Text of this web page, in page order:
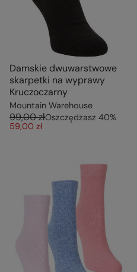
Damskie dwuwarstwowe
skarpetki na wyprawy
Kruczoczarny
Mountain Warehouse
99,00 złOszczędzasz 40%
59,00 zł